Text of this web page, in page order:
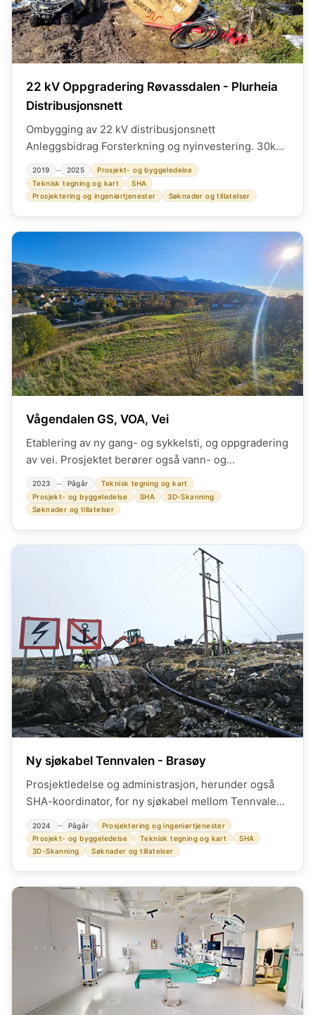
22 kV Oppgradering Røvassdalen - Plurheia
Distribusjonsnett
Ombygging av 22 kV distribusjonsnett
Anleggsbidrag Forsterkning og nyinvestering. 30km
elkraftkabel, 30km fiberkabel, ca 26 berørte
nettstasjoner. Prosjektledelse, SHA-koordinator
prosjektering og utførelse, teknisk tegning, GIS
spesialkart
2019 – 2025
Prosjekt- og byggeledelse
Teknisk tegning og kart
SHA
Prosjektering og ingeniørtjenester
Søknader og tillatelser
Vågendalen GS, VOA, Vei
Etablering av ny gang- og sykkelsti, og oppgradering
av vei. Prosjektet berører også vann- og
avløpsanlegg, strøm og fiber. Rolle som byggleder,
SHA-koordinator, og rådgivende ingeniør miljø.
Laget tiltaksplan forurenset grunn. Bistod RIG og
RIVEG, RIVA, RIE og kommunens gartner med
tverrfaglig prosjektering og fastsettelse av krav.
2023 – Pågår
Teknisk tegning og kart
Prosjekt- og byggeledelse
SHA
3D-Skanning
Søknader og tillatelser
Ny sjøkabel Tennvalen - Brasøy
Prosjektledelse og administrasjon, herunder også
SHA-koordinator, for ny sjøkabel mellom Tennvalen
og Brasøy i alle prosjektets faser.
2024 – Pågår
Prosjektering og ingeniørtjenester
Prosjekt- og byggeledelse
Teknisk tegning og kart
SHA
3D-Skanning
Søknader og tillatelser